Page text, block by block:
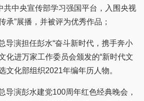
共中央宣传部学习强国平台，入围央视
承”展播，并被评为优秀作品；
演担任彭水“奋斗新时代，携手奔小
化进万家工作委员会颁发的“新时代文
文化部组织2021年编年历人物。
演彭水建党100周年红色经典晚会，